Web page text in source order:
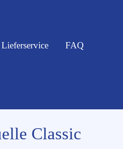
Lieferservice FAQ
Classic